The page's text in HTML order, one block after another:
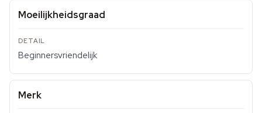
Moeilijkheidsgraad
Beginnersvriendelijk
Merk